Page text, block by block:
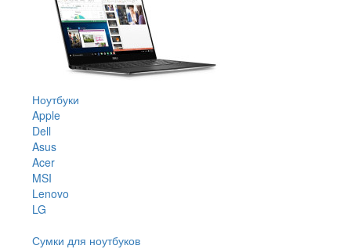
Ноутбуки
Apple
Dell
Asus
Acer
MSI
Lenovo
LG
Сумки для ноутбуков